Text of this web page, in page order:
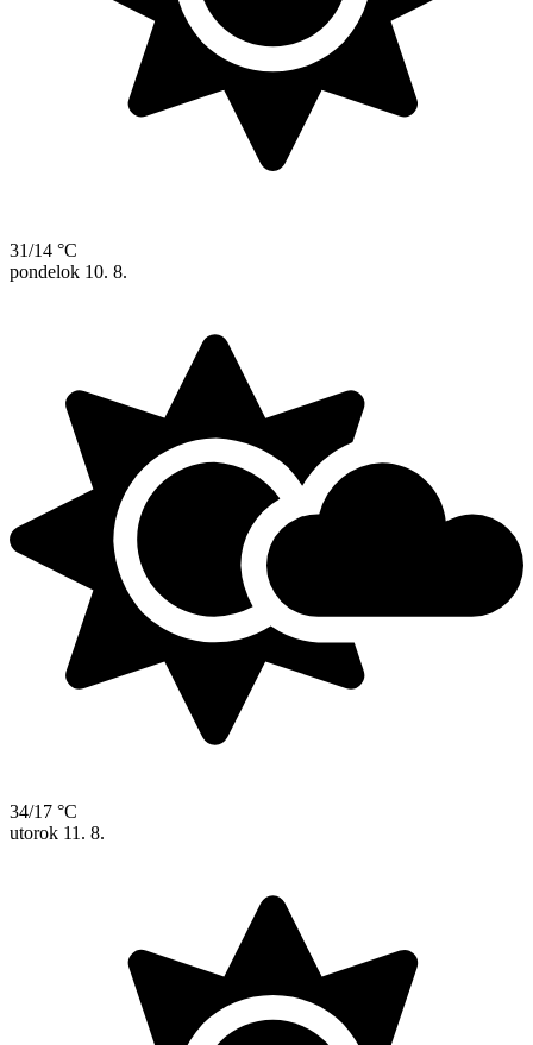
31/14 °C
pondelok 10. 8.
34/17 °C
utorok 11. 8.